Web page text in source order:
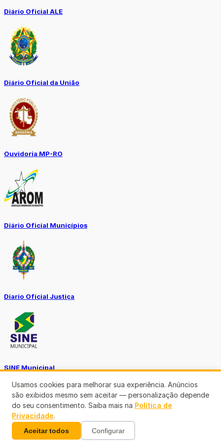
Diário Oficial ALE
Diário Oficial da União
Ouvidoria MP-RO
Diário Oficial Municípios
Diario Oficial Justiça
SINE Municipal
Transparência Porto Velho
Usamos cookies para melhorar sua experiência. Anúncios
são exibidos mesmo sem aceitar — personalização depende
do seu consentimento. Saiba mais na Política de
Privacidade.
Aceitar todos Configurar